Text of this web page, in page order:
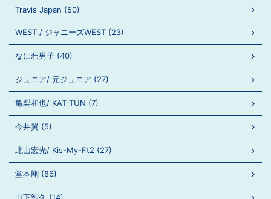
Travis Japan (50)
WEST./ ジャニーズWEST (23)
なにわ男子 (40)
ジュニア/ 元ジュニア (27)
亀梨和也/ KAT-TUN (7)
今井翼 (5)
北山宏光/ Kis-My-Ft2 (27)
堂本剛 (86)